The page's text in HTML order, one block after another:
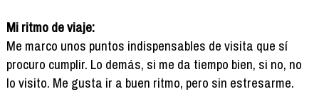
Mi ritmo de viaje:
Me marco unos puntos indispensables de visita que sí
procuro cumplir. Lo demás, si me da tiempo bien, si no, no
lo visito. Me gusta ir a buen ritmo, pero sin estresarme.